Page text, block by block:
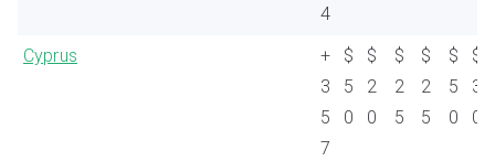
4
Cyprus
+
3
5
7
$
5
0
$
2
0
$
2
5
$
2
5
$
5
0
$
3
0